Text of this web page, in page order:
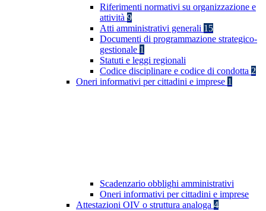
Riferimenti normativi su organizzazione e
attività 9
Atti amministrativi generali 15
Documenti di programmazione strategico-
gestionale 1
Statuti e leggi regionali
Codice disciplinare e codice di condotta 2
Oneri informativi per cittadini e imprese 1
Scadenzario obblighi amministrativi
Oneri informativi per cittadini e imprese
Attestazioni OIV o struttura analoga 4